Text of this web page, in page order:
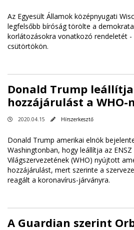
Az Egyesült Államok középnyugati
legfelsőbb bíróság törölte a
korlátozásokra vonatkozó rendeletét
csütörtökön.
Donald Trump
hozzájárulást a WHO-
2020.04.15 Hírszerkesztő
Donald Trump amerikai elnök
Washingtonban, hogy leállítja az ENSZ
Világszervezetének (WHO) nyújtott
hozzájárulást, mert szerinte a
reagált a koronavírus-járványra.
A Guardian szerint